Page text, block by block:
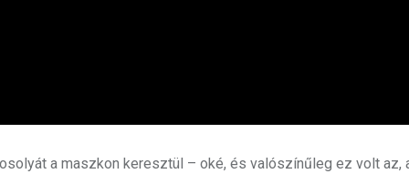
a maszkon keresztül – oké, és valószínűleg ez volt az,